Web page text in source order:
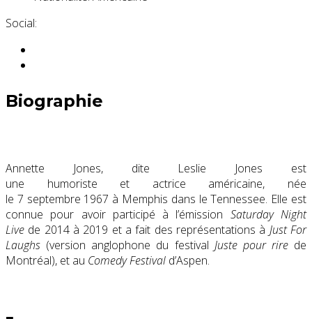
Social:
Biographie
Annette Jones, dite Leslie Jones est
une humoriste et actrice américaine, née
le 7 septembre 1967 à Memphis dans le Tennessee. Elle est
connue pour avoir participé à l’émission Saturday Night
Live de 2014 à 2019 et a fait des représentations à Just For
Laughs (version anglophone du festival Juste pour rirede
Montréal), et au Comedy Festival d’Aspen.